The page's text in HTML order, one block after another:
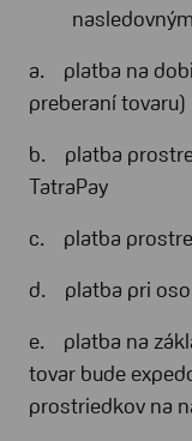
a. platba na
preberaní tovaru)
b. platba
TatraPay
c. platba
d. platba pri
e. platba na
tovar bude
prostriedkov na